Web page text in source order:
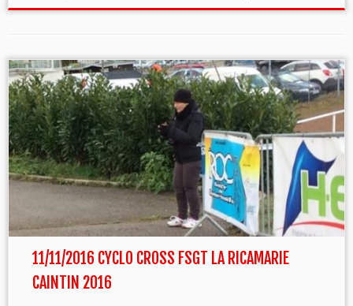
11/11/2016 CYCLO CROSS FSGT LA RICAMARIE
CAINTIN 2016